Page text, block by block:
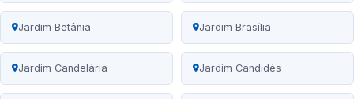
Jardim Betânia Jardim Brasília
Jardim Candelária Jardim Candidés